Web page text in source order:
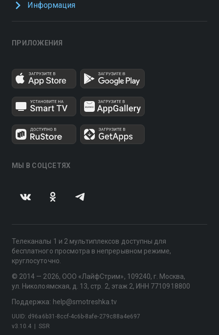
Информация
ПРИЛОЖЕНИЯ
МЫ В СОЦСЕТЯХ
Телеканалы 1 и 2 мультиплексов доступны для
бесплатного просмотра в непрерывном режиме,
круглосуточно.
© 2014 — 2026, ООО «ЛайфСтрим», 109240, г. Москва,
ул. Николоямская, д. 13, стр. 2, этаж 2, ИНН 7710918800
Поддержка: help@smotreshka.tv
v3.10.4 SSR
UUID: d96a6b31-8ccf-4c6b-8afe-279c88a4e697